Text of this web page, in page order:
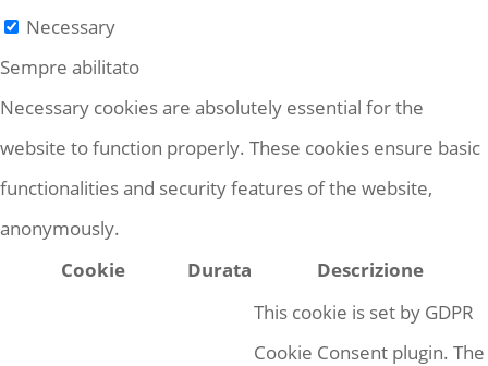
Necessary
Sempre abilitato
Necessary cookies are absolutely essential for the
website to function properly. These cookies ensure basic
functionalities and security features of the website,
anonymously.
Cookie
Durata Descrizione
This cookie is set by GDPR
Cookie Consent plugin. The